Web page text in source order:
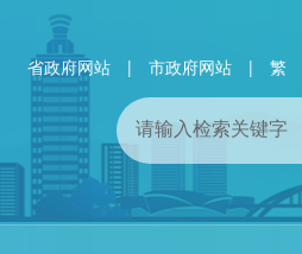
省政府网站 | 市政府网站 | 繁